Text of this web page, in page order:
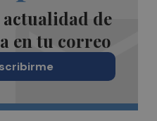
de
en tu correo